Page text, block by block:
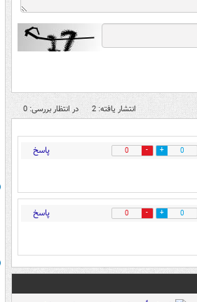
انتشار یافته: 2 در انتظار بررسی: 0
0
0 پاسخ
0
0 پاسخ